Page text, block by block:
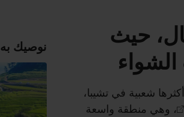
حيث
شعبية في تشيبا،
، وهي منطقة واسعة
نوصيك به